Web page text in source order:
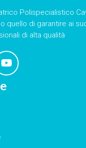
Polispecialistico
quello di garantire ai
di alta qualità